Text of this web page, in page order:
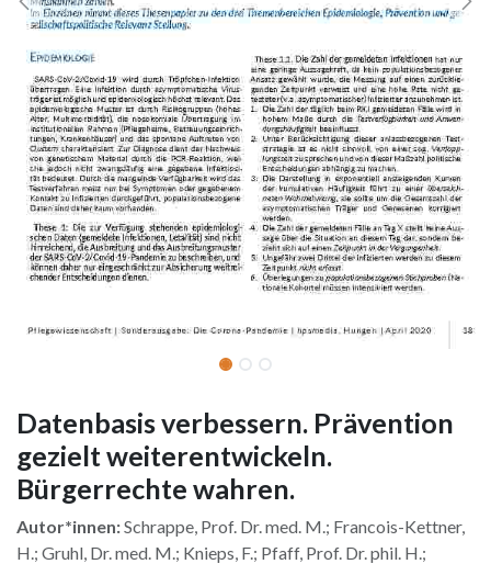
Datenbasis verbessern. Prävention
gezielt weiterentwickeln.
Bürgerrechte wahren.
Autor*innen:Schrappe, Prof. Dr. med. M.; Francois-Kettner,
H.; Gruhl, Dr. med. M.; Knieps, F.; Pfaff, Prof. Dr. phil. H.;